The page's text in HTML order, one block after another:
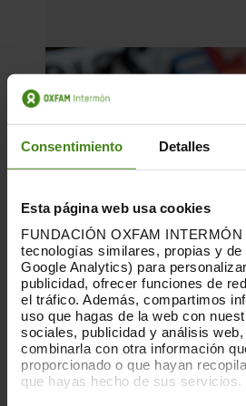
Consentimiento Detalles
Esta página web usa cookies
FUNDACIÓN OXFAM
tecnologías similares, propias y de
Google Analytics) para
publicidad, ofrecer funciones de
el tráfico. Además, compartimos
uso que hagas de la web con
sociales, publicidad y análisis
combinarla con otra información
proporcionado o que hayan
que hayas hecho de sus servicios.
16.06.2026
Habitar la